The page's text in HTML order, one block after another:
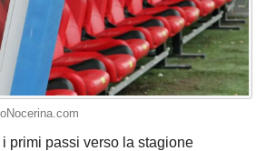
primi passi verso la stagione